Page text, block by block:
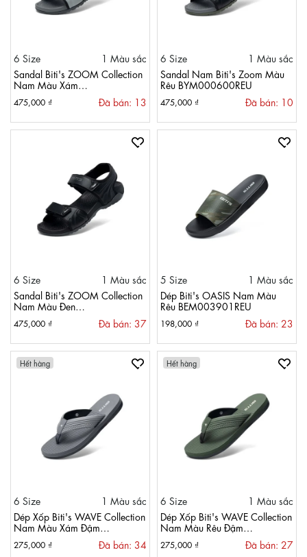
6 Size
1 Màu sắc
Sandal Biti's ZOOM Collection
Nam Màu Xám
475,000 ₫ Đã bán: 13
6 Size
1 Màu sắc
Sandal Nam Biti's Zoom Màu
Rêu BYM000600REU
475,000 ₫ Đã bán: 10
6 Size
1 Màu sắc
Sandal Biti's ZOOM Collection
Nam Màu Đen
475,000 ₫ Đã bán: 37
5 Size
1 Màu sắc
Dép Biti's OASIS Nam Màu
Rêu BEM003901REU
198,000 ₫ Đã bán: 23
Hết hàng
6 Size
1 Màu sắc
Dép Xốp Biti's WAVE Collection
Nam Màu Xám Đậm
275,000 ₫ Đã bán: 34
Hết hàng
6 Size
1 Màu sắc
Dép Xốp Biti's WAVE Collection
Nam Màu Rêu Đậm
275,000 ₫ Đã bán: 27